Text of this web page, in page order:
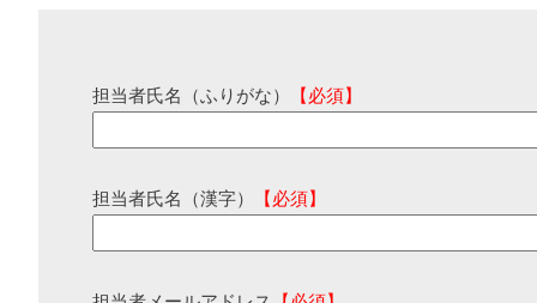
担当者氏名（ふりがな） 【必須】
担当者氏名（漢字） 【必須】